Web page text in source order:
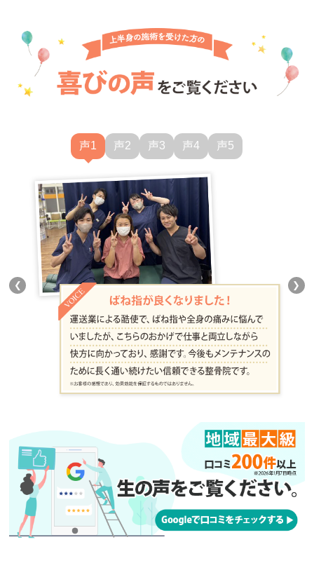
声1 声2 声3 声4 声5
❮ ❯